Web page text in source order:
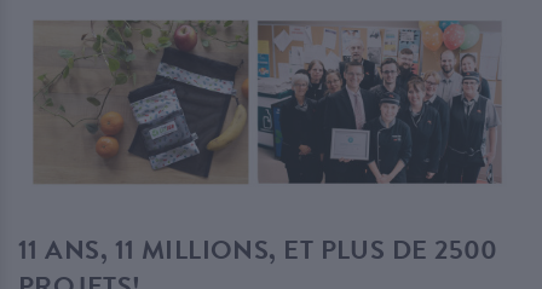
11 ANS, 11 MILLIONS, ET PLUS DE 2500